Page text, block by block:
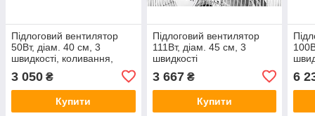
Підлоговий вентилятор
50Вт, діам. 40 см, 3
швидкості, коливання,
3 050 ₴
Купити
Підлоговий вентилятор
111Вт, діам. 45 см, 3
швидкості
3 667₴
Купити
6